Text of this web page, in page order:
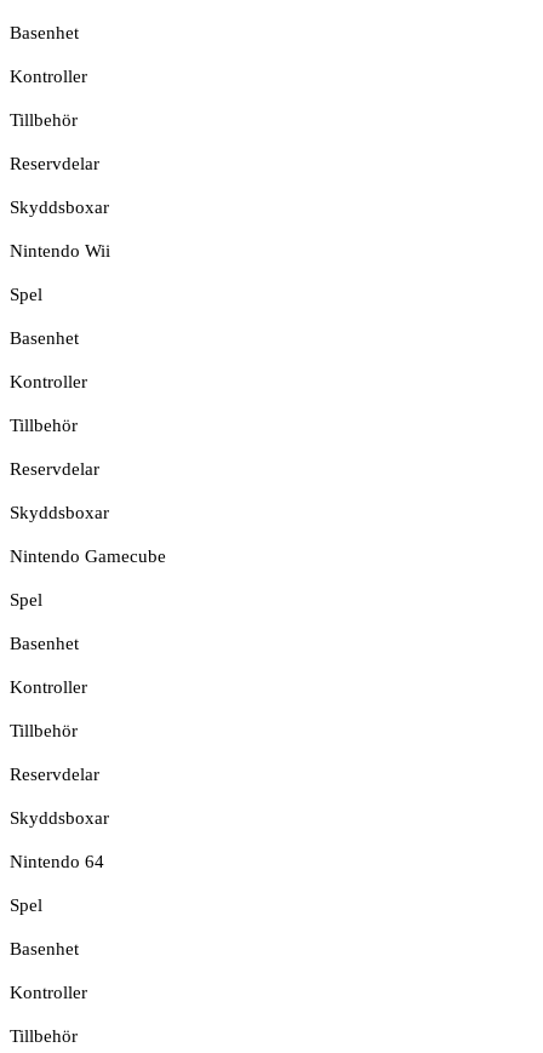
Basenhet
Kontroller
Tillbehör
Reservdelar
Skyddsboxar
Nintendo Wii
Spel
Basenhet
Kontroller
Tillbehör
Reservdelar
Skyddsboxar
Nintendo Gamecube
Spel
Basenhet
Kontroller
Tillbehör
Reservdelar
Skyddsboxar
Nintendo 64
Spel
Basenhet
Kontroller
Tillbehör